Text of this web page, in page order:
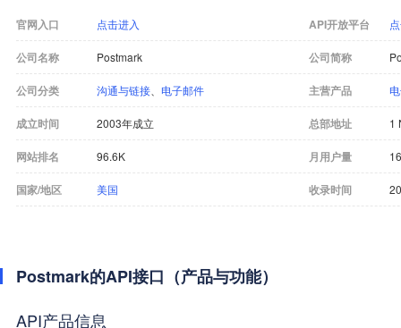
官网入口 点击进入 API开放平台
公司名称 Postmark 公司简称
公司分类 沟通与链接 电子邮件 主营产品
成立时间 2003年成立 总部地址 1
网站排名 96.6K 月用户量
国家/地区 美国 收录时间
Postmark的API接口（产品与功能）
API产品信息